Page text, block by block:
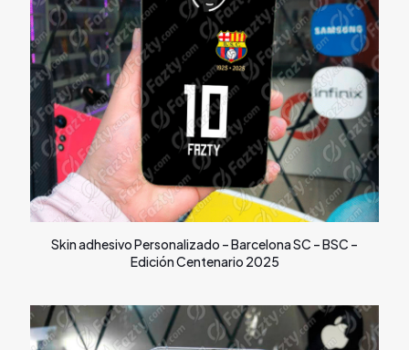
Skin adhesivo Personalizado – Barcelona SC – BSC –
Edición Centenario 2025